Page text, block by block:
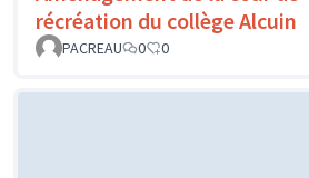
récréation du collège Alcuin
PACREAU
0 0